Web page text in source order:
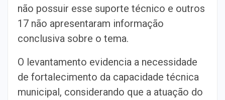
não possuir esse suporte técnico e outros
17 não apresentaram informação
conclusiva sobre o tema.
O levantamento evidencia a necessidade
de fortalecimento da capacidade técnica
municipal, considerando que a atuação do